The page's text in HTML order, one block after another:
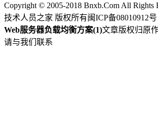
Copyright © 2005-2018 Bnxb.Com All Rights
技术人员之家 版权所有闽ICP备08010912号
Web服务器负载均衡方案(1)文章版权归原
请与我们联系